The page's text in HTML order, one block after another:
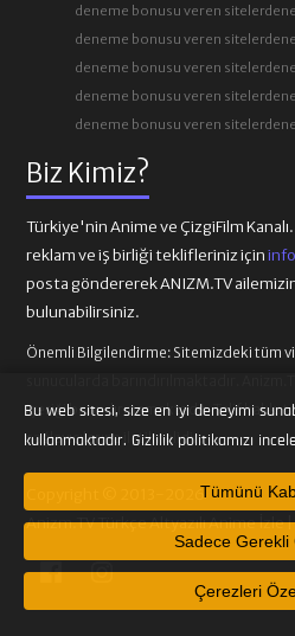
Biz Kimiz?
Türkiye'nin Anime ve ÇizgiFilm
reklam ve iş birliği teklifleriniz için
posta göndererek ANIZM.TV
bulunabilirsiniz.
Önemli Bilgilendirme: Sitemizdeki tüm
içeriği barındırmamaktadır. Telif hakkı
sağlayıcılarına iletilmelidir.
Copyright © 2013-2026
Anizm.TV Türkçe Altyazılı Anime İzle |
deneme bonusu veren siteler
deneme bonusu veren siteler
deneme bonusu veren siteler
deneme bonusu veren siteler
deneme bonusu veren siteler
Bu web sitesi, size en iyi deneyimi
kullanmaktadır. Gizlilik politikamızı
Tümünü
Sadece Gerekli
Çerezleri